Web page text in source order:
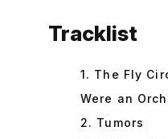
Tracklist
1. The Fly
Were an
2. Tumors